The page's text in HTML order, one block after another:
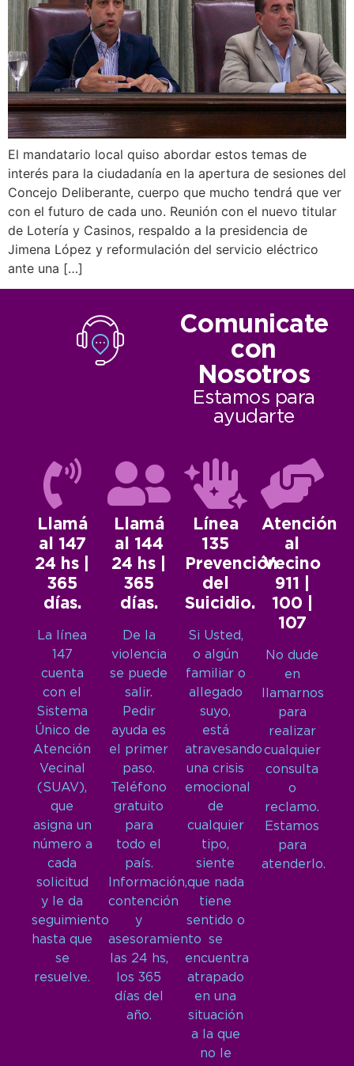
El mandatario local quiso abordar estos temas de
interés para la ciudadanía en la apertura de sesiones del
Concejo Deliberante, cuerpo que mucho tendrá que ver
con el futuro de cada uno. Reunión con el nuevo titular
de Lotería y Casinos, respaldo a la presidencia de
Jimena López y reformulación del servicio eléctrico
ante una […]
Comunicate
con
Nosotros
Estamos para
ayudarte
Llamá
al 147
24 hs |
365
días.
La línea
147
cuenta
con el
Sistema
Único de
Atención
Vecinal
(SUAV),
que
asigna un
número a
cada
solicitud
y le da
seguimiento
hasta que
se
resuelve.
Llamá
al 144
24 hs |
365
días.
De la
violencia
se puede
salir.
Pedir
ayuda es
el primer
paso.
Teléfono
gratuito
para
todo el
país.
Información,
contención
y
asesoramiento
las 24 hs,
los 365
días del
año.
Línea
135
Prevención
del
Suicidio.
Si Usted,
o algún
familiar o
allegado
suyo,
está
atravesando
una crisis
emocional
de
cualquier
tipo,
siente
que nada
tiene
sentido o
se
encuentra
atrapado
en una
situación
a la que
no le
Atención
al
Vecino
911 |
100 |
107
No dude
en
llamarnos
para
realizar
cualquier
consulta
o
reclamo.
Estamos
para
atenderlo.